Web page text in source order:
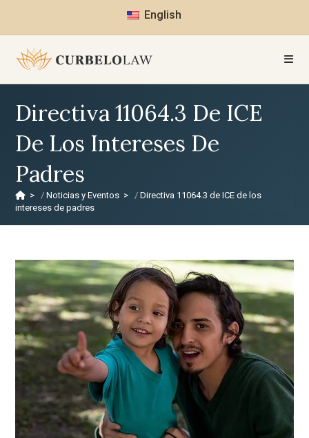
English
Directiva 11064.3 De ICE
De Los Intereses De
Padres
> Noticias y Eventos >
Directiva 11064.3 de ICE de los
intereses de padres